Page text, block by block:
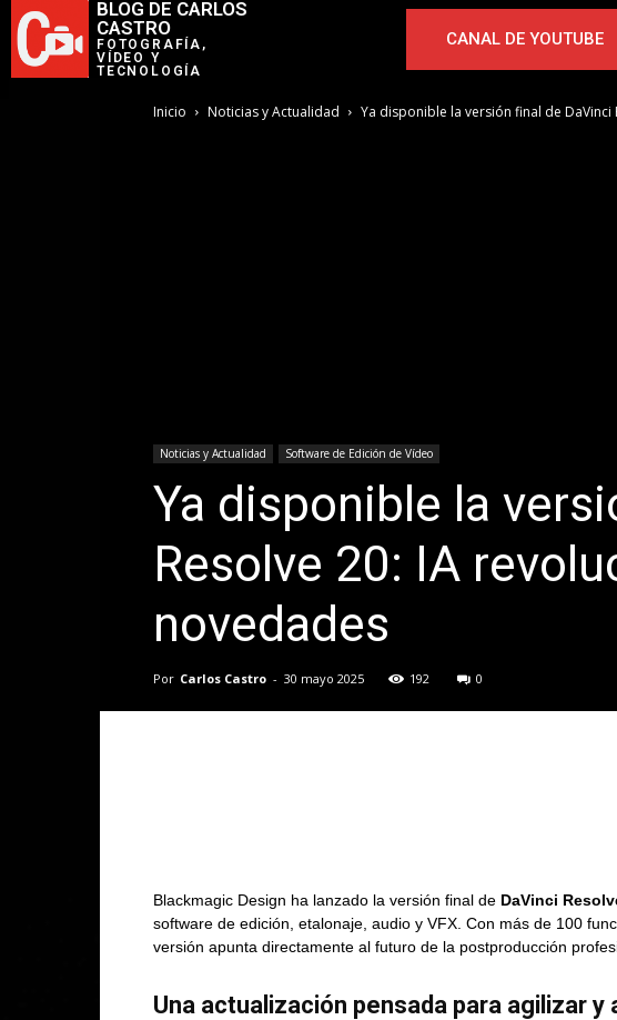
BLOG DE CARLOS
CASTRO
FOTOGRAFÍA,
VÍDEO Y
TECNOLOGÍA
CANAL DE YOUTUBE
Inicio Noticias y Actualidad Ya disponible la versión final de DaVinci
Noticias y Actualidad Software de Edición de Vídeo
Ya disponible la
Resolve 20: IA
novedades
Por Carlos Castro - 30 mayo 2025 192 0
Blackmagic Design ha lanzado la versión final de DaVinci
software de edición, etalonaje, audio y VFX. Con más de 100
versión apunta directamente al futuro de la postproducción
Una actualización pensada para agilizar